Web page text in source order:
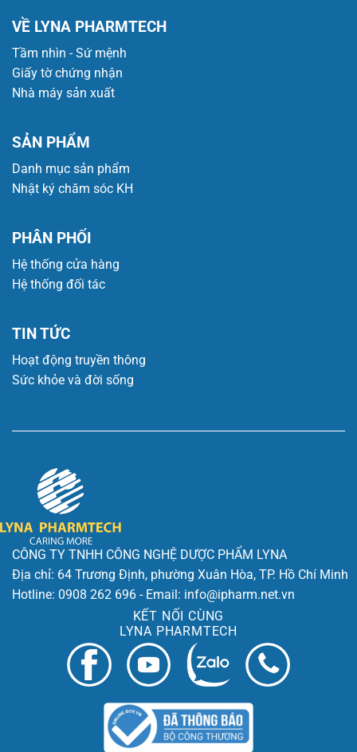
VỀ LYNA PHARMTECH
Tầm nhìn - Sứ mệnh
Giấy tờ chứng nhận
Nhà máy sản xuất
SẢN PHẨM
Danh mục sản phẩm
Nhật ký chăm sóc KH
PHÂN PHỐI
Hệ thống cửa hàng
Hệ thống đối tác
TIN TỨC
Hoạt động truyền thông
Sức khỏe và đời sống
CÔNG TY TNHH CÔNG NGHỆ DƯỢC PHẨM LYNA
Địa chỉ: 64 Trương Định, phường Xuân Hòa, TP. Hồ Chí Minh
Hotline: 0908 262 696 - Email: info@ipharm.net.vn
KẾT NỐI CÙNG
LYNA PHARMTECH